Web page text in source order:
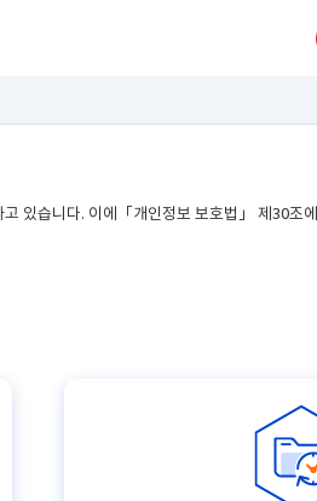
있습니다. 이에「개인정보 보호법」 제30조